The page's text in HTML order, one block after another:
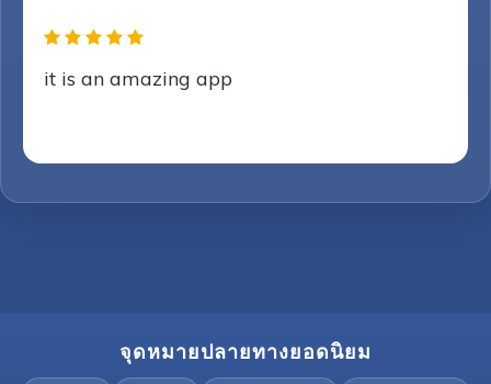
it is an amazing app
จุดหมายปลายทางยอดนิยม